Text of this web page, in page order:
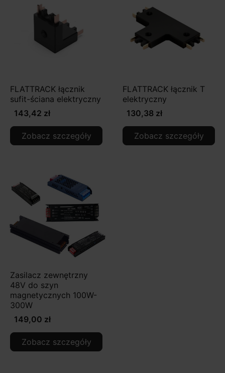
FLATTRACK łącznik
sufit-ściana elektryczny
143,42 zł
Zobacz szczegóły
FLATTRACK łącznik T
elektryczny
130,38 zł
Zobacz szczegóły
Zasilacz zewnętrzny
48V do szyn
magnetycznych 100W-
300W
149,00 zł
Zobacz szczegóły